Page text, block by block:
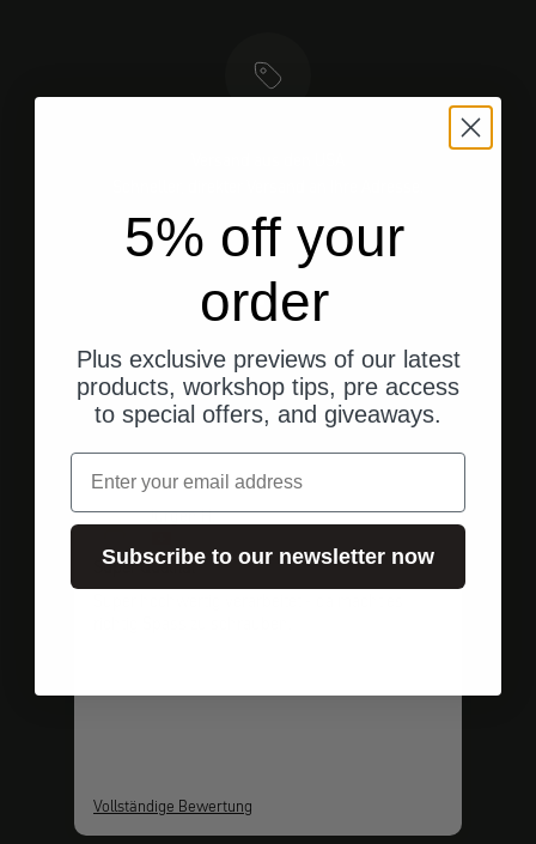
Gehe zu Element 1
Gehe zu Element 2
Gehe zu Element 3
Kundenbewertungen
Jürgen H.
Super Qualität
Vollständige Bewertung
5% off your
order
Plus exclusive previews of our latest
products, workshop tips, pre access
to special offers, and giveaways.
Email
Subscribe to our newsletter now